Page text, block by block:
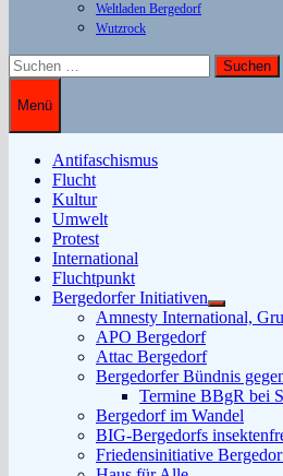
Weltladen Bergedorf
Wutzrock
Suchen
nach:
Menü
Antifaschismus
Flucht
Kultur
Umwelt
Protest
International
Fluchtpunkt
Bergedorfer Initiativen
Untermenü
anzeigen
Amnesty International,
APO Bergedorf
Attac Bergedorf
Bergedorfer Bündnis
Termine BBgR bei
Bergedorf im Wandel
BIG-Bergedorfs
Friedensinitiative